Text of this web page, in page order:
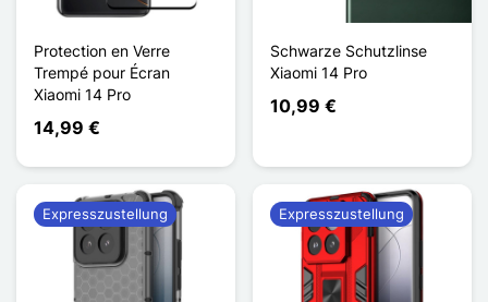
Protection en Verre
Trempé pour Écran
Xiaomi 14 Pro
14,99 €
Schwarze Schutzlinse
Xiaomi 14 Pro
10,99 €
Expresszustellung Expresszustellung